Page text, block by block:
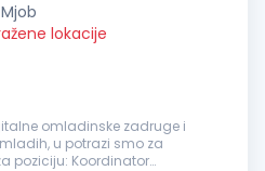
lokacije
omladinske zadruge i
u potrazi smo za
poziciju: Koordinator